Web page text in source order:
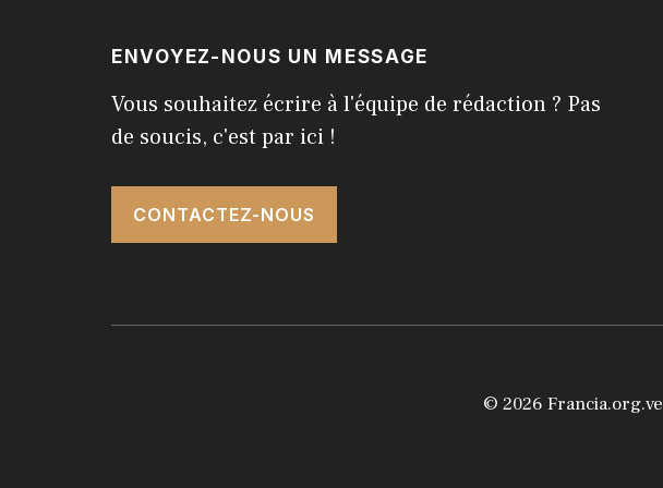
ENVOYEZ-NOUS UN MESSAGE
Vous souhaitez écrire à l'équipe de rédaction ? Pas
de soucis, c'est par ici !
CONTACTEZ-NOUS
© 2026 Francia.org.ve